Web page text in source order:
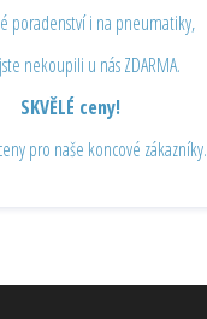
poradenství i na pneumatiky,
nekoupili u nás ZDARMA.
SKVĚLÉ ceny!
pro naše koncové zákazníky.